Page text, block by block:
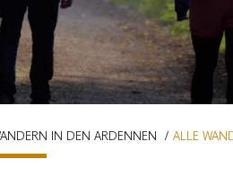
IN DEN ARDENNEN ALLE